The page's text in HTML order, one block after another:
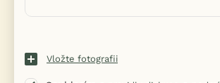
Vložte fotografii